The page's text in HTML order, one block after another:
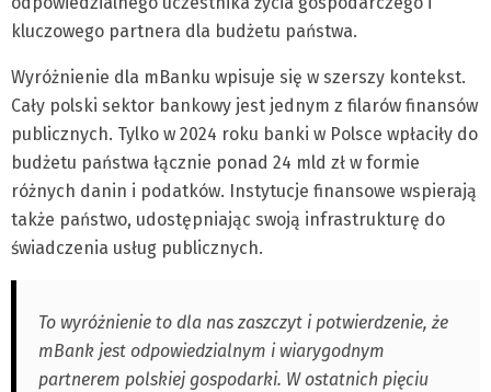
kluczowego partnera dla budżetu państwa.
Wyróżnienie dla mBanku wpisuje się w szerszy kontekst.
Cały polski sektor bankowy jest jednym z filarów finansów
publicznych. Tylko w 2024 roku banki w Polsce wpłaciły do
budżetu państwa łącznie ponad 24 mld zł w formie
różnych danin i podatków. Instytucje finansowe wspierają
także państwo, udostępniając swoją infrastrukturę do
świadczenia usług publicznych.
To wyróżnienie to dla nas zaszczyt i potwierdzenie, że
mBank jest odpowiedzialnym i wiarygodnym
partnerem polskiej gospodarki. W ostatnich pięciu